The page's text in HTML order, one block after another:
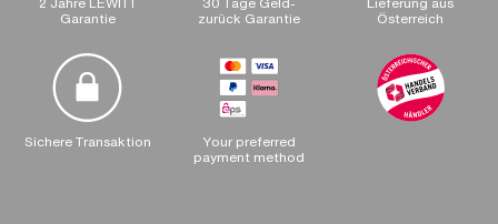
Garantie
zurück Garantie
Österreich
Sichere Transaktion
Your preferred
payment method